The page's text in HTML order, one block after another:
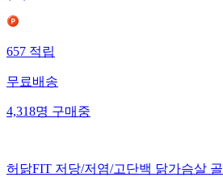
657 적립
무료배송
4,318명 구매중
허닭FIT 저당/저염/고단백 닭가슴살